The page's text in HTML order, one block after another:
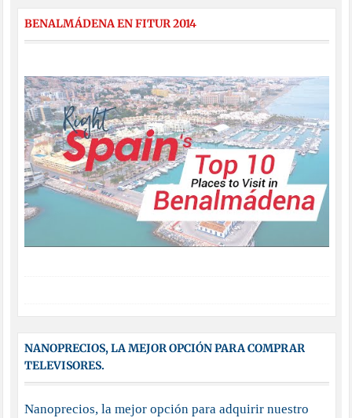
BENALMÁDENA EN FITUR 2014
NANOPRECIOS, LA MEJOR OPCIÓN PARA COMPRAR
TELEVISORES.
Nanoprecios, la mejor opción para adquirir nuestro